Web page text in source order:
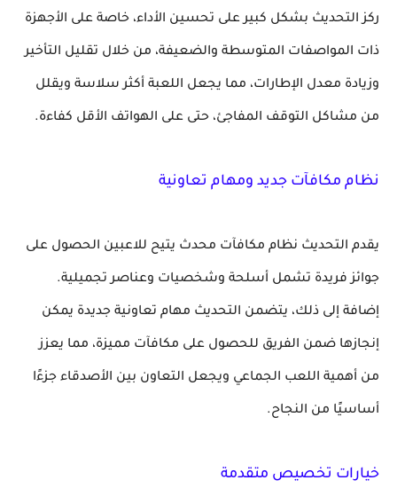
ركز التحديث بشكل كبير على تحسين الأداء، خاصة على الأجهزة
ذات المواصفات المتوسطة والضعيفة، من خلال تقليل التأخير
وزيادة معدل الإطارات، مما يجعل اللعبة أكثر سلاسة ويقلل
من مشاكل التوقف المفاجئ، حتى على الهواتف الأقل كفاءة.
نظام مكافآت جديد ومهام تعاونية
يقدم التحديث نظام مكافآت محدث يتيح للاعبين الحصول على
جوائز فريدة تشمل أسلحة وشخصيات وعناصر تجميلية.
إضافة إلى ذلك، يتضمن التحديث مهام تعاونية جديدة يمكن
إنجازها ضمن الفريق للحصول على مكافآت مميزة، مما يعزز
من أهمية اللعب الجماعي ويجعل التعاون بين الأصدقاء جزءًا
أساسيًا من النجاح.
خيارات تخصيص متقدمة